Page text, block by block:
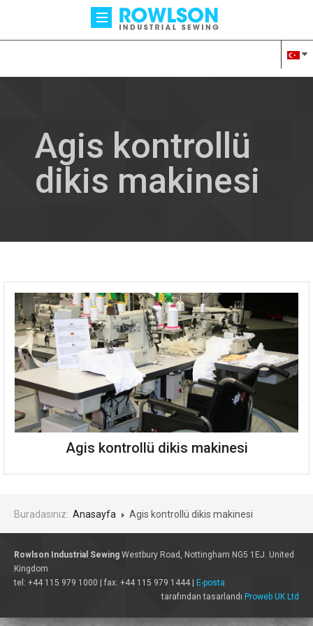
Agis kontrollü
dikis makinesi
Agis kontrollü dikis makinesi
Buradasınız: Anasayfa Agis kontrollü dikis makinesi
Rowlson Industrial Sewing Westbury Road, Nottingham NG5 1EJ. United
Kingdom
tel: +44 115 979 1000 | fax: +44 115 979 1444 |
E-posta
tarafından tasarlandı Proweb UK Ltd